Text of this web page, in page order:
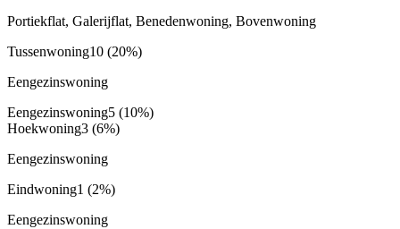
Portiekflat, Galerijflat, Benedenwoning, Bovenwoning
Tussenwoning10 (20%)
Eengezinswoning
Eengezinswoning5 (10%)
Hoekwoning3 (6%)
Eengezinswoning
Eindwoning1 (2%)
Eengezinswoning